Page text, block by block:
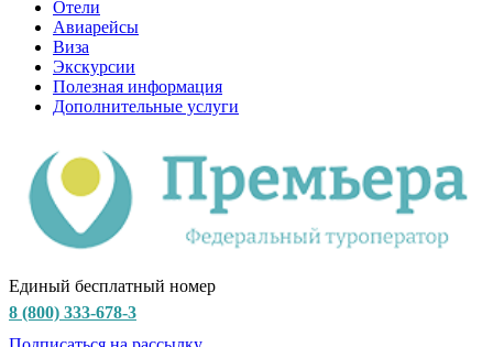
Отели
Авиарейсы
Виза
Экскурсии
Полезная информация
Дополнительные услуги
Единый бесплатный номер
8 (800) 333-678-3